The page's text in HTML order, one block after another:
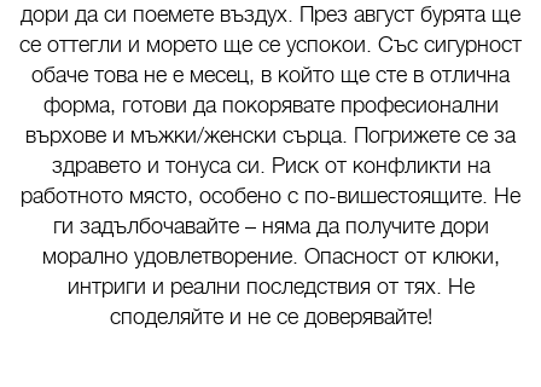
дори да си поемете въздух. През август бурята ще
се оттегли и морето ще се успокои. Със сигурност
обаче това не е месец, в който ще сте в отлична
форма, готови да покорявате професионални
върхове и мъжки/женски сърца. Погрижете се за
здравето и тонуса си. Риск от конфликти на
работното място, особено с по-вишестоящите. Не
ги задълбочавайте – няма да получите дори
морално удовлетворение. Опасност от клюки,
интриги и реални последствия от тях. Не
споделяйте и не се доверявайте!